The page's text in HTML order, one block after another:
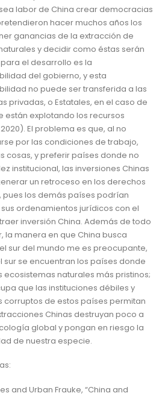
labor de China crear democracias
hacer muchos años los
ganancias de la extracción de
y decidir como éstas serán
el desarrollo es la
del gobierno, y esta
no puede ser transferida a las
privadas, o Estatales, en el caso de
están explotando los recursos
2020). El problema es que, al no
por las condiciones de trabajo,
cosas, y preferir países donde no
institucional, las inversiones Chinas
un retroceso en los derechos
pues los demás países podrían
ordenamientos jurídicos con el
inversión China. Además de todo
la manera en que China busca
sur del mundo me es preocupante,
sur se encuentran los países donde
ecosistemas naturales más pristinos;
que las instituciones débiles y
corruptos de estos países permitan
Chinas destruyan poco a
global y pongan en riesgo la
de nuestra especie.
and Urban Frauke, “China and